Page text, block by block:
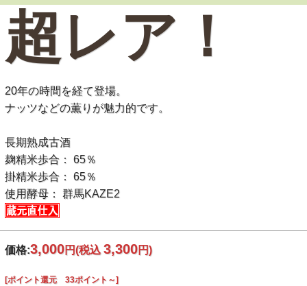
超レア！
20年の時間を経て登場。
ナッツなどの薫りが魅力的です。
長期熟成古酒
麹精米歩合： 65％
掛精米歩合： 65％
使用酵母： 群馬KAZE2
価格:3,000円(税込 3,300円)
[ポイント還元 33ポイント～]